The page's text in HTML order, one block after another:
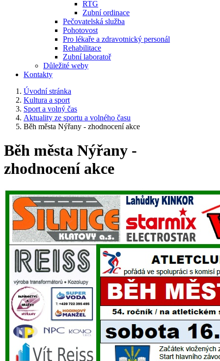
RTG
Zubní ordinace
Pečovatelská služba
Pohotovost
Pro lékaře a zdravotnický personál
Rehabilitace
Zubní laboratoř
Důležité weby
Kontakty
Úvodní stránka
Kultura a sport
Sport a volný čas
Aktuality ze sportu a volného času
Běh města Nýřany - zhodnocení akce
Běh města Nýřany -
zhodnocení akce